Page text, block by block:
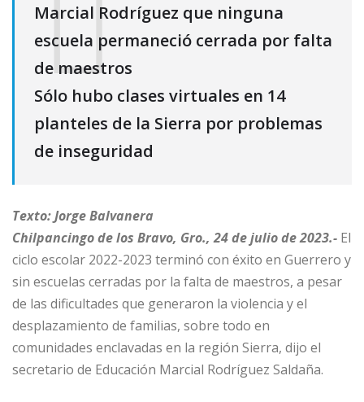
Marcial Rodríguez que ninguna
escuela permaneció cerrada por falta
de maestros
Sólo hubo clases virtuales en 14
planteles de la Sierra por problemas
de inseguridad
Texto: Jorge Balvanera
Chilpancingo de los Bravo, Gro., 24 de julio de 2023.- El
ciclo escolar 2022-2023 terminó con éxito en Guerrero y
sin escuelas cerradas por la falta de maestros, a pesar
de las dificultades que generaron la violencia y el
desplazamiento de familias, sobre todo en
comunidades enclavadas en la región Sierra, dijo el
secretario de Educación Marcial Rodríguez Saldaña.